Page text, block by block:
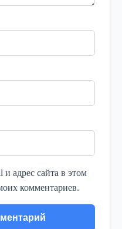
адрес сайта в этом
комментариев.